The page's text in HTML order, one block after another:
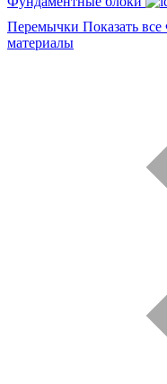
Перемычки Показать
материалы